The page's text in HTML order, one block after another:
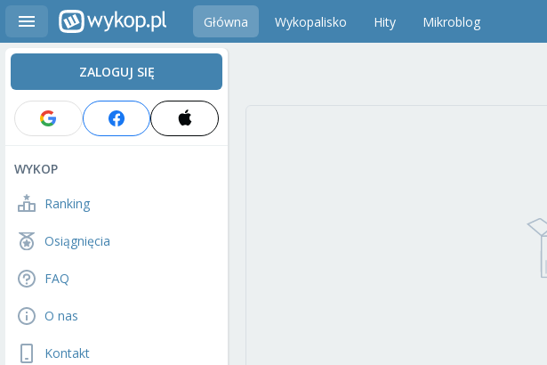
Główna Wykopalisko Hity Mikroblog
ZALOGUJ SIĘ
WYKOP
Ranking
Osiągnięcia
FAQ
O nas
Kontakt